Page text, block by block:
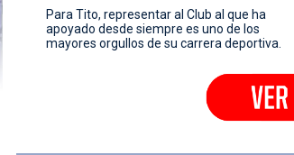
Para Tito, representar al Club al que ha
apoyado desde siempre es uno de los
mayores orgullos de su carrera deportiva.